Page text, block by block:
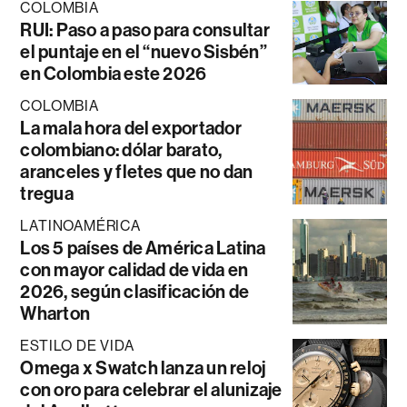
COLOMBIA
RUI: Paso a paso para consultar
el puntaje en el “nuevo Sisbén”
en Colombia este 2026
COLOMBIA
La mala hora del exportador
colombiano: dólar barato,
aranceles y fletes que no dan
tregua
LATINOAMÉRICA
Los 5 países de América Latina
con mayor calidad de vida en
2026, según clasificación de
Wharton
ESTILO DE VIDA
Omega x Swatch lanza un reloj
con oro para celebrar el alunizaje